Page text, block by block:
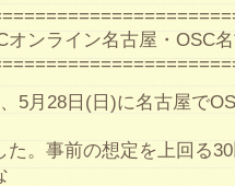
オンライン名古屋・OSC
5月28日(日)に名古屋で
た。事前の想定を上回る